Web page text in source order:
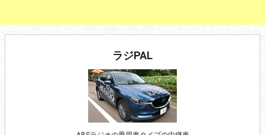
ラジPAL